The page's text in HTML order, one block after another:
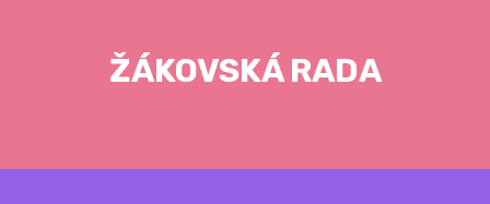
ŽÁKOVSKÁ RADA